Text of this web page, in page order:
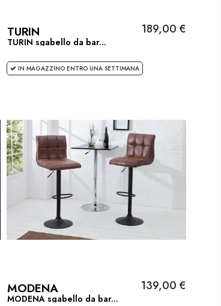
TURIN
TURIN sgabello da bar...
189,00 €
IN MAGAZZINO ENTRO UNA SETTIMANA
MODENA
MODENA sgabello da bar...
139,00 €